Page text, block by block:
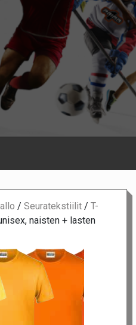
/ Seuratekstiilit / T-
naisten + lasten